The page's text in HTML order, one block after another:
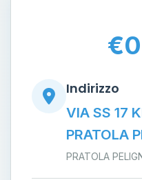
Indirizzo
VIA SS 17
PRATOLA
PRATOLA